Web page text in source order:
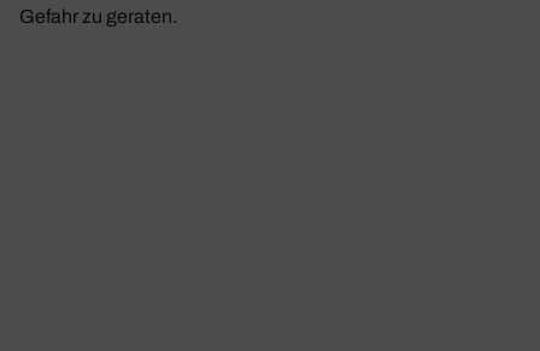
Gefahr zu geraten.